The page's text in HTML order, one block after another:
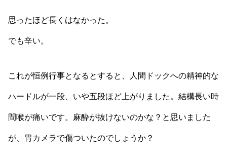
思ったほど長くはなかった。
でも辛い。
これが恒例行事となるとすると、人間ドックへの精神的な
ハードルが一段、いや五段ほど上がりました。結構長い時
間喉が痛いです。麻酔が抜けないのかな？と思いました
が、胃カメラで傷ついたのでしょうか？